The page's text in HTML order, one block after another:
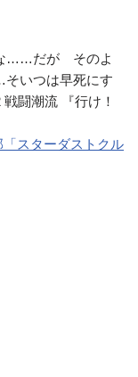
……だが そのよ
いつは早死にす
闘潮流 『行け！
「スターダストクル